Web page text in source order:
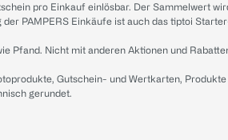
pro Einkauf einlösbar. Der Sammelwert
PAMPERS Einkäufe ist auch das tiptoi
Pfand. Nicht mit anderen Aktionen und
Gutschein- und Wertkarten,
gerundet.